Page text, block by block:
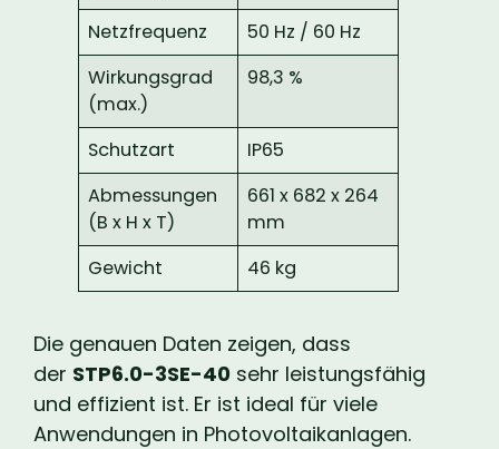
Netzfrequenz
50 Hz / 60 Hz
Wirkungsgrad
(max.)
98,3 %
Schutzart
IP65
Abmessungen
(B x H x T)
661 x 682 x 264
mm
Gewicht
46 kg
Die genauen Daten zeigen, dass
der STP6.0-3SE-40 sehr leistungsfähig
und effizient ist. Er ist ideal für viele
Anwendungen in Photovoltaikanlagen.